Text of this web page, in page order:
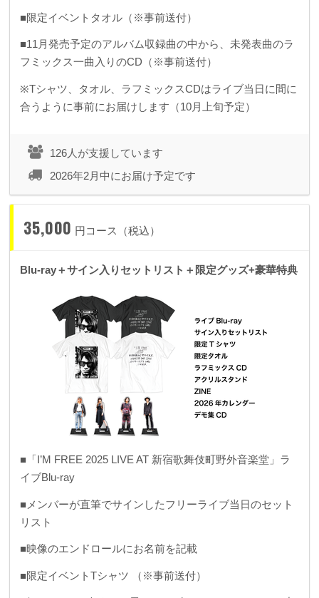
■限定イベントタオル（※事前送付）
■11月発売予定のアルバム収録曲の中から、未発表曲のラ
フミックス一曲入りのCD（※事前送付）
※Tシャツ、タオル、ラフミックスCDはライブ当日に間に
合うように事前にお届けします（10月上旬予定）
126人が支援しています
2026年2月中にお届け予定です
35,000 円コース（税込）
Blu-ray＋サイン入りセットリスト＋限定グッズ+豪華特典
■「I’M FREE 2025 LIVE AT 新宿歌舞伎町野外音楽堂」ラ
イブBlu-ray
■メンバーが直筆でサインしたフリーライブ当日のセット
リスト
■映像のエンドロールにお名前を記載
■限定イベントTシャツ （※事前送付）